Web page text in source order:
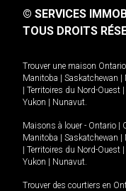
© SERVICES
TOUS DROITS
Trouver une maison Ontario
Manitoba
Saskatchewan
Territoires du Nord-Ouest
Yukon
Nunavut.
Maisons à louer - Ontario
Manitoba
Saskatchewan
Territoires du Nord-Ouest
Yukon
Nunavut.
Trouver des courtiers en